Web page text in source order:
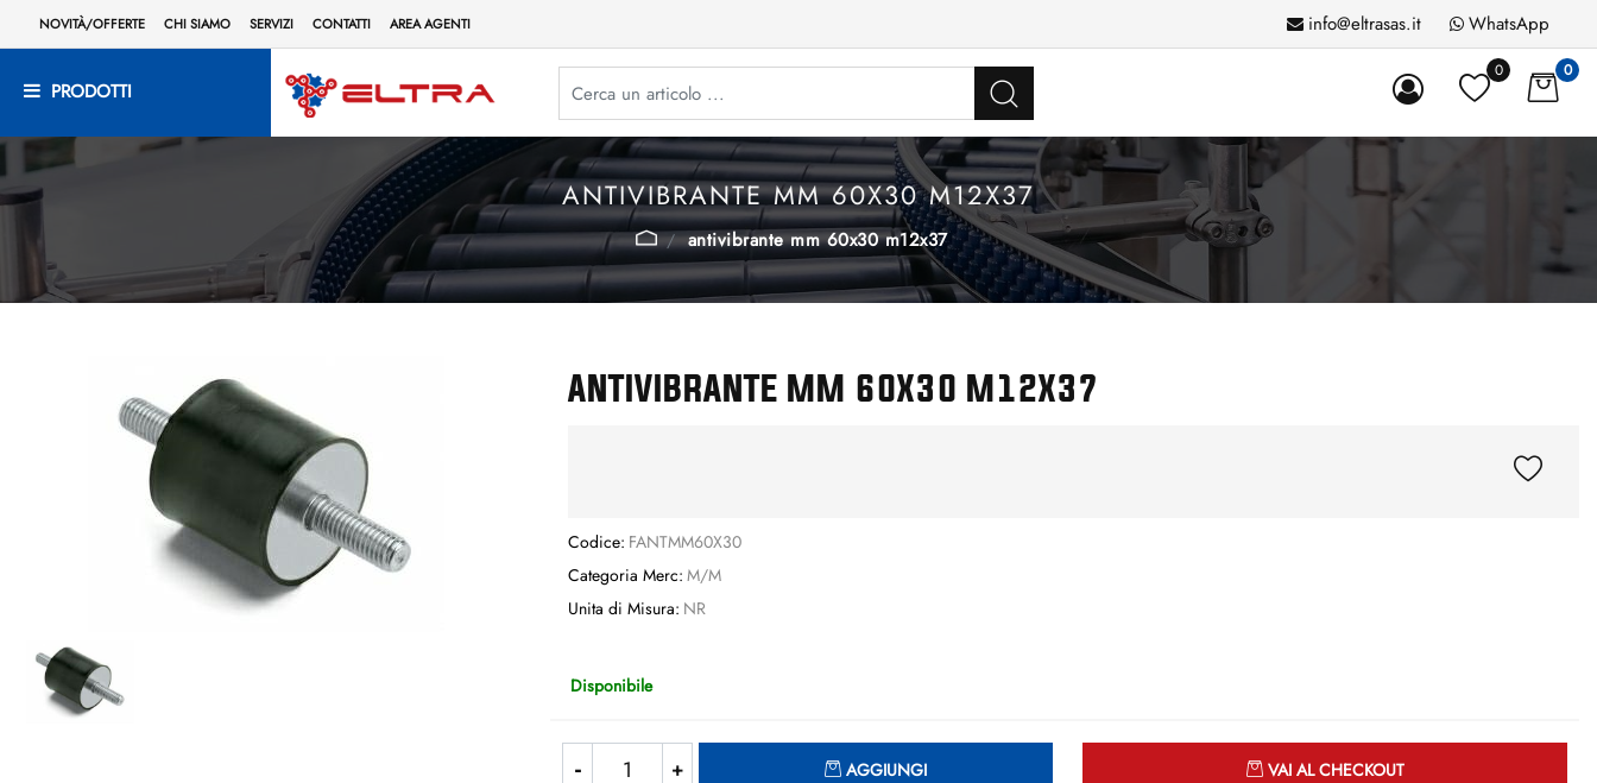
NOVITÀ/OFFERTE CHI SIAMO SERVIZI CONTATTI AREA AGENTI info@eltrasas.it WhatsApp
PRODOTTI
0 0
ANTIVIBRANTE MM 60X30 M12X37
antivibrante mm 60x30 m12x37
ANTIVIBRANTE MM 60X30 M12X37
Codice: FANTMM60X30
Categoria Merc: M/M
Unita di Misura: NR
Disponibile
AGGIUNGI VAI AL CHECKOUT